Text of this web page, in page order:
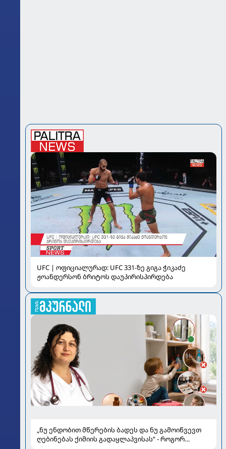
UFC | ოფიციალურად: UFC 331-ზე გიგა ჭიკაძე
ჟოანდერსონ ბრიტოს დაუპირისპირდება
„ნუ ენდობით მწერების ბადეს და ნუ გამოიწვევთ
ღებინებას ქიმიის გადაყლაპვისას“ - როგორ